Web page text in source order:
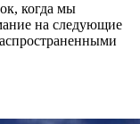
когда мы
на следующие